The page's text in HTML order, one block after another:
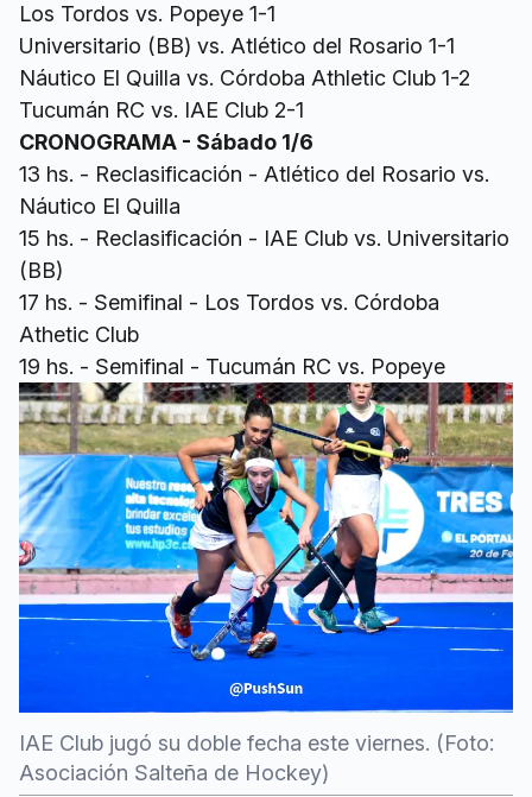
Los Tordos vs. Popeye 1-1
Universitario (BB) vs. Atlético del Rosario 1-1
Náutico El Quilla vs. Córdoba Athletic Club 1-2
Tucumán RC vs. IAE Club 2-1
CRONOGRAMA - Sábado 1/6
13 hs. - Reclasificación - Atlético del Rosario vs.
Náutico El Quilla
15 hs. - Reclasificación - IAE Club vs. Universitario
(BB)
17 hs. - Semifinal - Los Tordos vs. Córdoba
Athetic Club
19 hs. - Semifinal - Tucumán RC vs. Popeye
IAE Club jugó su doble fecha este viernes. (Foto:
Asociación Salteña de Hockey)